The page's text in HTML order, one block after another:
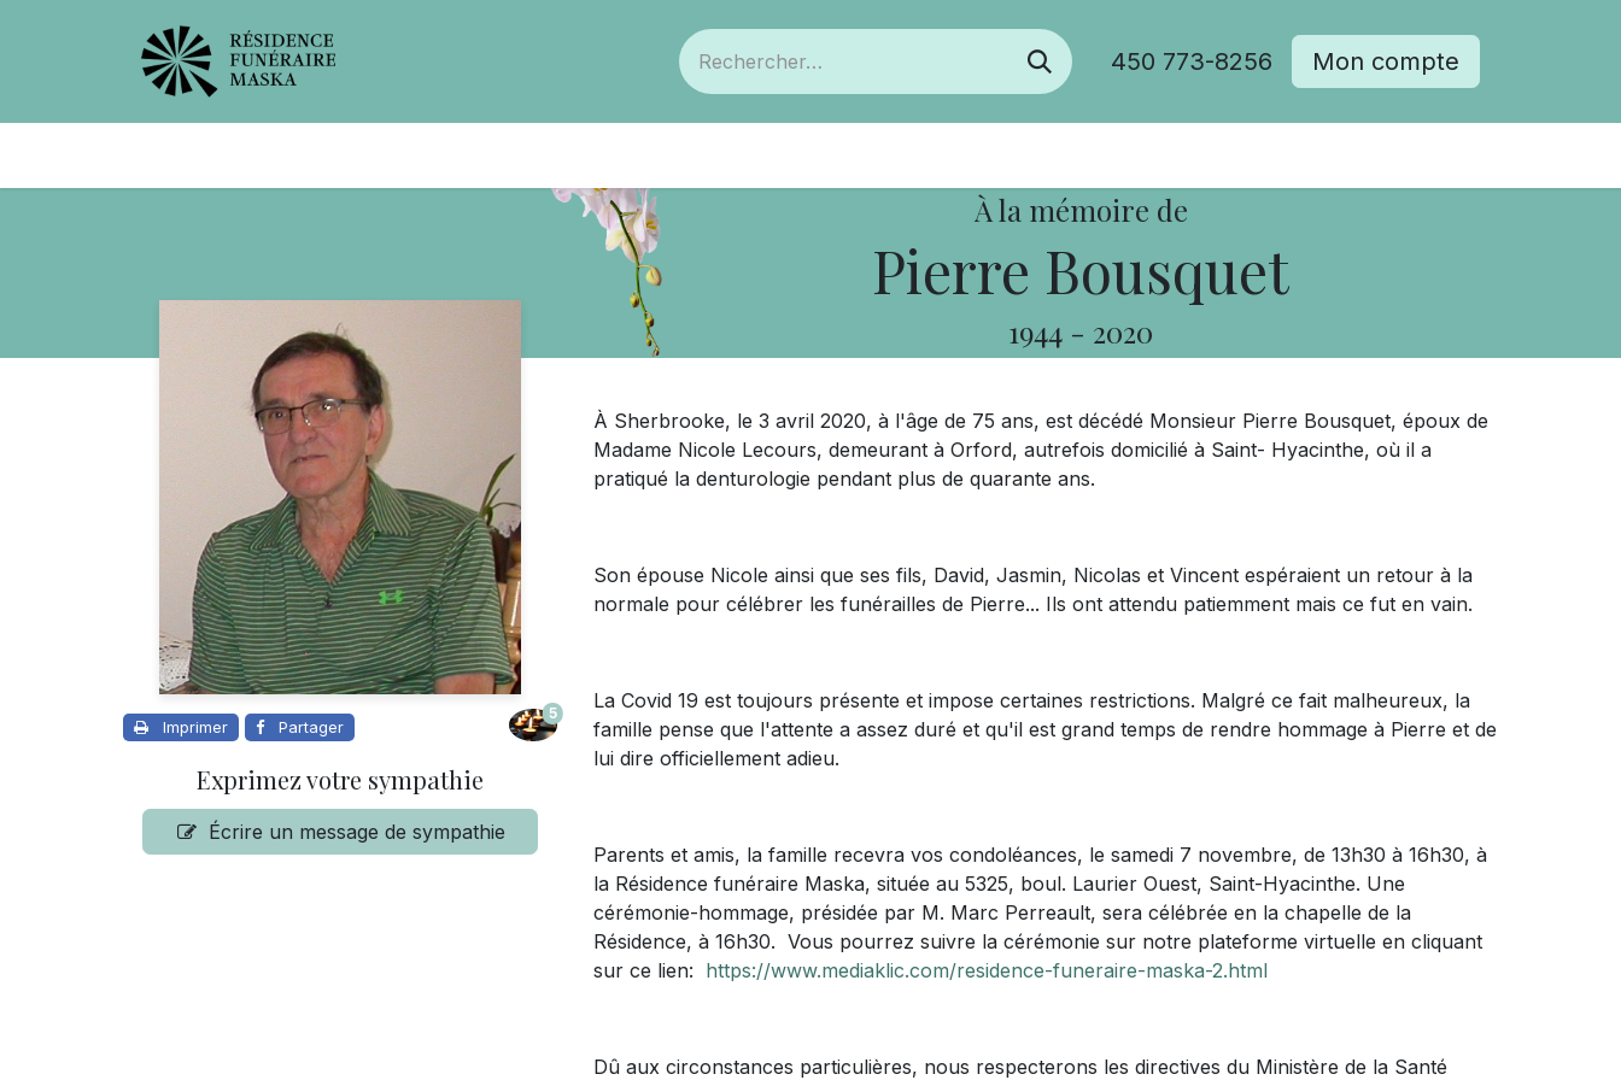
450 773-8256 Mon compte
À la mémoire de
Pierre Bousquet
1944 - 2020
Imprimer Partager
5
Exprimez votre sympathie
Écrire un message de sympathie
À Sherbrooke, le 3 avril 2020, à l'âge de 75 ans, est décédé Monsieur Pierre Bousquet, époux de
Madame Nicole Lecours, demeurant à Orford, autrefois domicilié à Saint- Hyacinthe, où il a
pratiqué la denturologie pendant plus de quarante ans.
Son épouse Nicole ainsi que ses fils, David, Jasmin, Nicolas et Vincent espéraient un retour à la
normale pour célébrer les funérailles de Pierre... Ils ont attendu patiemment mais ce fut en vain.
La Covid 19 est toujours présente et impose certaines restrictions. Malgré ce fait malheureux, la
famille pense que l'attente a assez duré et qu'il est grand temps de rendre hommage à Pierre et de
lui dire officiellement adieu.
Parents et amis, la famille recevra vos condoléances, le samedi 7 novembre, de 13h30 à 16h30, à
la Résidence funéraire Maska, située au 5325, boul. Laurier Ouest, Saint-Hyacinthe. Une
cérémonie-hommage, présidée par M. Marc Perreault, sera célébrée en la chapelle de la
Résidence, à 16h30. Vous pourrez suivre la cérémonie sur notre plateforme virtuelle en cliquant
sur ce lien: https://www.mediaklic.com/residence-funeraire-maska-2.html
Dû aux circonstances particulières, nous respecterons les directives du Ministère de la Santé